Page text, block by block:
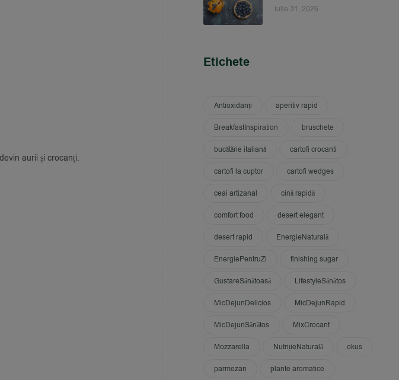
aurii și crocanți.
iulie 31, 2026
Etichete
Antioxidanți aperitiv rapid
BreakfastInspiration bruschete
bucătărie italiană cartofi crocanti
cartofi la cuptor cartofi wedges
ceai artizanal cină rapidă
comfort food desert elegant
desert rapid EnergieNaturală
EnergiePentruZi finishing sugar
GustareSănătoasă LifestyleSănătos
MicDejunDelicios MicDejunRapid
MicDejunSănătos MixCrocant
Mozzarella NutrițieNaturală okus
parmezan plante aromatice